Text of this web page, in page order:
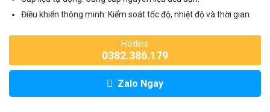
Điều khiển thông minh: Kiểm soát tốc độ, nhiệt độ và thời gian.
Hotline
0382.386.179
Zalo Ngay